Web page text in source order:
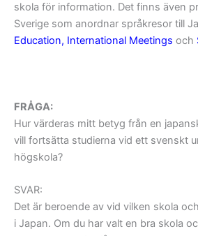
skola för information. Det finns även
Sverige som anordnar språkresor till
Education, International Meetings och
FRÅGA:
Hur värderas mitt betyg från en
vill fortsätta studierna vid ett svenskt
högskola?
SVAR:
Det är beroende av vid vilken skola
i Japan. Om du har valt en bra skola